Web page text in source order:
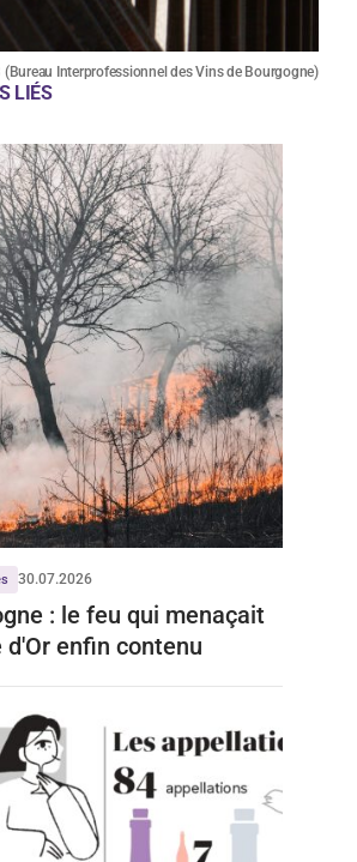
Interprofessionnel des Vins de Bourgogne)
LIÉS
30.07.2026
: le feu qui menaçait
d'Or enfin contenu